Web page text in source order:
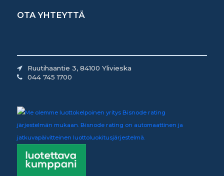
OTA YHTEYTTÄ
Ruutihaantie 3, 84100 Ylivieska
044 745 1700